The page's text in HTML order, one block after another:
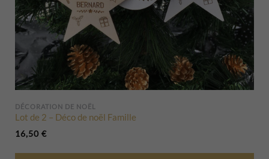
DÉCORATION DE NOËL
Lot de 2 – Déco de noël Famille
16,50 €